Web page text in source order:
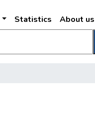
Statistics About us